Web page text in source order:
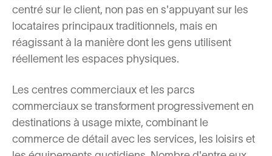
centré sur le client, non pas en s'appuyant sur les
locataires principaux traditionnels, mais en
réagissant à la manière dont les gens utilisent
réellement les espaces physiques.
Les centres commerciaux et les parcs
commerciaux se transforment progressivement en
destinations à usage mixte, combinant le
commerce de détail avec les services, les loisirs et